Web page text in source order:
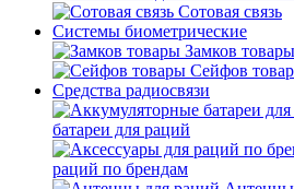
Сотовая связь
Системы биометрические
Замков товары
Сейфов
Средства радиосвязи
батареи для раций
раций по брендам